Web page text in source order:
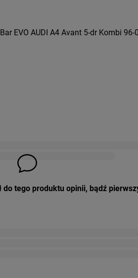
EVO AUDI A4 Avant 5-dr Kombi 96-
do tego produktu opinii, bądź